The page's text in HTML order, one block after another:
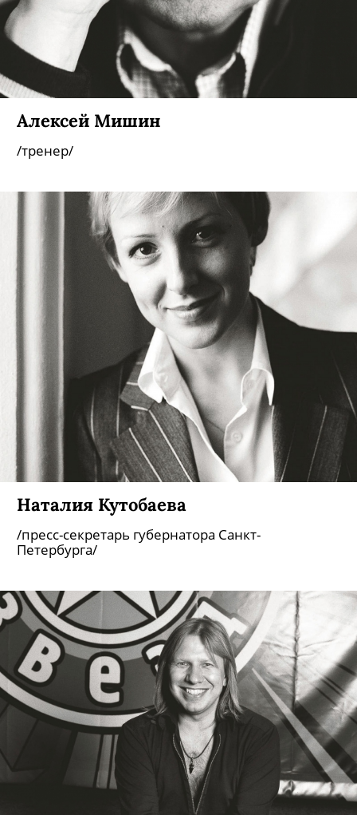
Алексей Мишин
/тренер/
Наталия Кутобаева
/пресс-секретарь губернатора Санкт-
Петербурга/